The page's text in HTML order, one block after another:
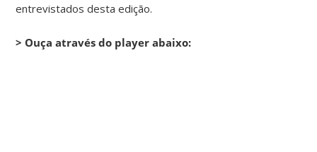
entrevistados desta edição.
> Ouça através do player abaixo: